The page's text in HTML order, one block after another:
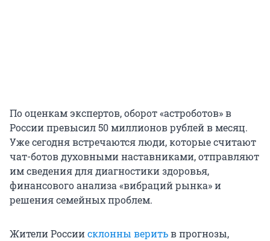
По оценкам экспертов, оборот «астроботов» в
России превысил 50 миллионов рублей в месяц.
Уже сегодня встречаются люди, которые считают
чат-ботов духовными наставниками, отправляют
им сведения для диагностики здоровья,
финансового анализа «вибраций рынка» и
решения семейных проблем.
Жители Россиисклонны веритьв прогнозы,